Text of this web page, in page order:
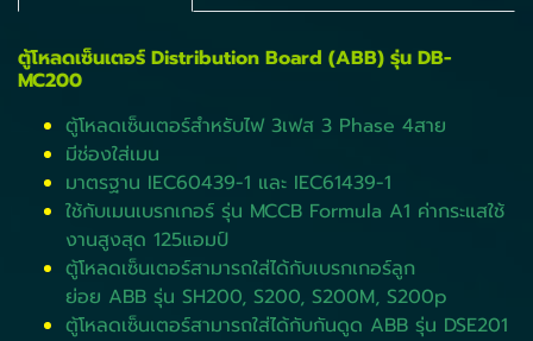
ตู้โหลดเซ็นเตอร์ Distribution Board (ABB) รุ่น DB-
MC200
ตู้โหลดเซ็นเตอร์สำหรับไฟ 3เฟส 3 Phase 4สาย
มีช่องใส่เมน
มาตรฐาน IEC60439-1 และ IEC61439-1
ใช้กับเมนเบรกเกอร์ รุ่น MCCB Formula A1 ค่ากระแสใช้
งานสูงสุด 125แอมป์
ตู้โหลดเซ็นเตอร์สามารถใส่ได้กับเบรกเกอร์ลูก
ย่อย ABB รุ่น SH200, S200, S200M, S200p
ตู้โหลดเซ็นเตอร์สามารถใส่ได้กับกันดูด ABB รุ่น DSE201